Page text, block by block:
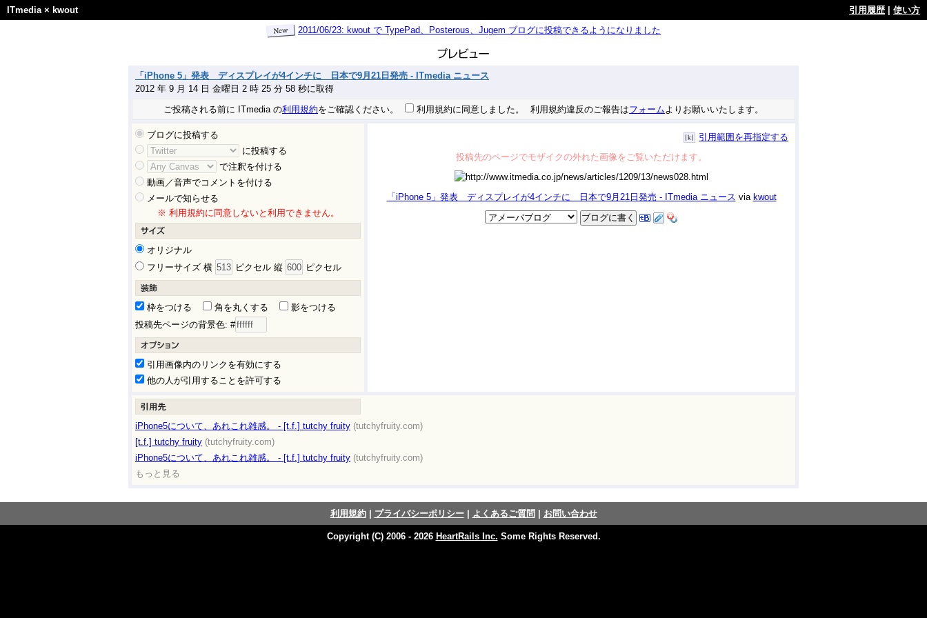
ITmedia× kwout 引用履歴
使い方
2011/06/23: kwout で TypePad、Posterous、Jugem ブログに投稿できるようになりました
「iPhone 5」発表 ディスプレイが4インチに 日本で9月21日発売 - ITmedia ニュース
2012 年 9 月 14 日 金曜日 2 時 25 分 58 秒に取得
ご投稿される前に ITmedia の利用規約をご確認ください。 利用規約に同意しました。 利用規約違反のご報告はフォーム よりお願いいたします。
ブログに投稿する
に投稿する
で注釈を付ける
動画／音声でコメントを付ける
メールで知らせる
※ 利用規約に同意しないと利用できません。
オリジナル
フリーサイズ 横
ピクセル 縦 ピクセル
枠をつける 角を丸くする
影をつける
投稿先ページの背景色: #
引用画像内のリンクを有効にする
他の人が引用することを許可する
引用範囲を再指定する
投稿先のページでモザイクの外れた画像をご覧いただけます。
「iPhone 5」発表 ディスプレイが4インチに 日本で9月21日発売 - ITmedia ニュース via kwout
iPhone5について、あれこれ雑感。 - [t.f.] tutchy fruity (tutchyfruity.com)
[t.f.] tutchy fruity (tutchyfruity.com)
iPhone5について、あれこれ雑感。 - [t.f.] tutchy fruity (tutchyfruity.com)
もっと見る
利用規約| プライバシーポリシー| よくあるご質問 | お問い合わせ
Copyright (C) 2006 - 2026 HeartRails Inc. Some Rights Reserved.